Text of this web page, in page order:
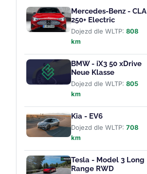
Mercedes-Benz - CLA
250+ Electric
Dojezd dle WLTP: 808
km
BMW - iX3 50 xDrive
Neue Klasse
Dojezd dle WLTP: 805
km
Kia - EV6
Dojezd dle WLTP: 708
km
Tesla - Model 3 Long
Range RWD